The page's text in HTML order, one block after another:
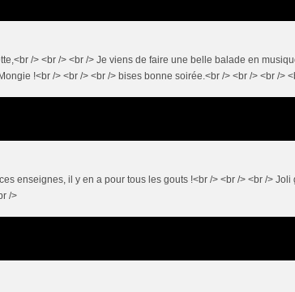
/> <br /> <br /> Je viens de faire une belle balade en
!<br /> <br /> <br /> bises bonne soirée.<br /> <br /> <br />
enseignes, il y en a pour tous les gouts !<br /> <br /> <br />
/>